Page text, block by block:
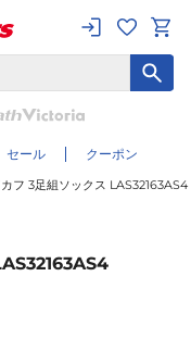
セール クーポン
フ 3足組ソックス LAS32163AS4